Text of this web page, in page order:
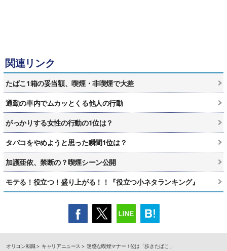
関連リンク
たばこ1箱の妥当額、喫煙・非喫煙で大差
通勤の車内でムカッとくる他人の行動
がっかりする女性の行動の1位は？
タバコをやめようと思った瞬間1位は？
加護亜依、禁断の？喫煙シーン公開
モテる！役立つ！盛り上がる！！『役立つ小ネタランキング』
オリコン転職 キャリアニュース 迷惑な喫煙マナー 1位は「歩きたばこ」